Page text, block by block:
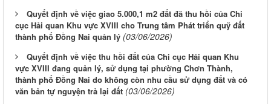
Quyết định về việc giao 5.000,1 m2 đất đã thu hồi của Chi
cục Hải quan Khu vực XVIII cho Trung tâm Phát triển quỹ đất
thành phố Đồng Nai quản lý (03/06/2026)
Quyết định về việc thu hồi đất của Chi cục Hải quan Khu
vực XVIII đang quản lý, sử dụng tại phường Chơn Thành,
thành phố Đồng Nai do không còn nhu cầu sử dụng đất và có
văn bản tự nguyện trả lại đất (03/06/2026)